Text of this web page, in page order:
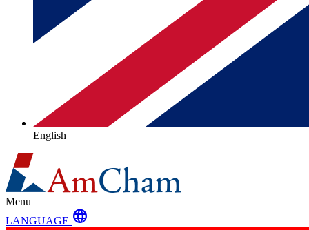
English
Menu
LANGUAGE language